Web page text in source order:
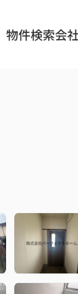
物件検索会